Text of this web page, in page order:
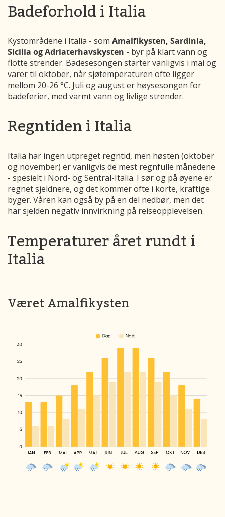
Badeforhold i Italia
Kystområdene i Italia - som Amalfikysten, Sardinia,
Sicilia og Adriaterhavskysten - byr på klart vann og
flotte strender. Badesesongen starter vanligvis i mai og
varer til oktober, når sjøtemperaturen ofte ligger
mellom 20-26 °C. Juli og august er høysesongen for
badeferier, med varmt vann og livlige strender.
Regntiden i Italia
Italia har ingen utpreget regntid, men høsten (oktober
og november) er vanligvis de mest regnfulle månedene
- spesielt i Nord- og Sentral-Italia. I sør og på øyene er
regnet sjeldnere, og det kommer ofte i korte, kraftige
byger. Våren kan også by på en del nedbør, men det
har sjelden negativ innvirkning på reiseopplevelsen.
Temperaturer året rundt i
Italia
Været Amalfikysten